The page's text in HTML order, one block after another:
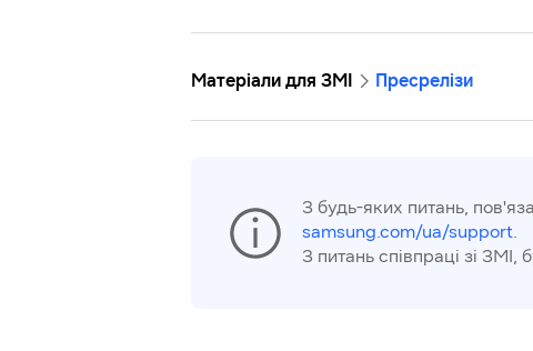
Матеріали для ЗМІ Пресрелізи
З будь-яких питань,
samsung.com/ua/support.
З питань співпраці зі ЗМІ,